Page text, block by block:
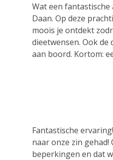
Wat een
Daan. Op deze
moois je ontdekt
dieetwensen. Ook
aan boord. Kortom:
Fantastische
naar onze zin
beperkingen en dat